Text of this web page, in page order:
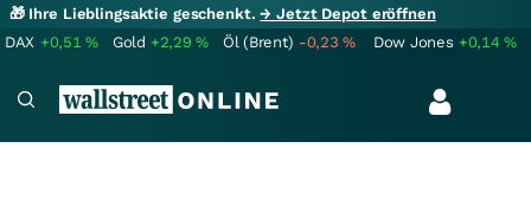
🎁 Ihre Lieblingsaktie geschenkt.→ Jetzt Depot eröffnen
DAX +0,51% Gold +2,29% Öl (Brent) -0,23% Dow Jones +0,14%